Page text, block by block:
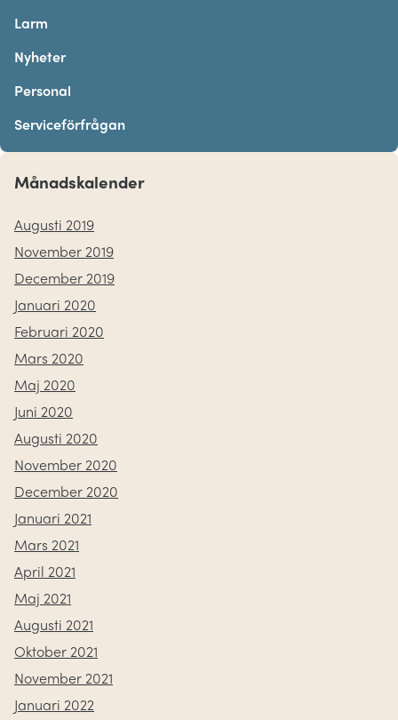
Larm
Nyheter
Personal
Serviceförfrågan
Månadskalender
Augusti 2019
November 2019
December 2019
Januari 2020
Februari 2020
Mars 2020
Maj 2020
Juni 2020
Augusti 2020
November 2020
December 2020
Januari 2021
Mars 2021
April 2021
Maj 2021
Augusti 2021
Oktober 2021
November 2021
Januari 2022